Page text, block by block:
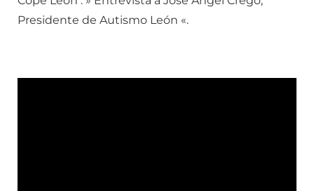
Presidente de Autismo León «.